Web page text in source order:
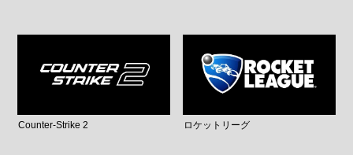
Counter-Strike 2 ロケットリーグ